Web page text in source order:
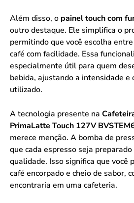
Além disso, o painel touch com
outro destaque. Ele simplifica o
permitindo que você escolha
café com facilidade. Essa
especialmente útil para quem
bebida, ajustando a intensidade e
utilizado.
A tecnologia presente na
PrimaLatte Touch 127V
merece menção. A bomba de
que cada espresso seja
qualidade. Isso significa que você
café encorpado e cheio de sabor,
encontraria em uma cafeteria.